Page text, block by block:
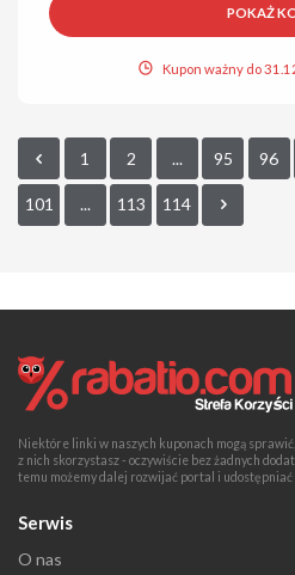
POKAŻ
Kupon ważny do
1 2 ... 95 96
101 ... 113 114
Niektóre linki w naszych kuponach mogą
z nich skorzystasz - oczywiście bez żadnych
temu możemy dalej rozwijać portal i
Serwis
O nas